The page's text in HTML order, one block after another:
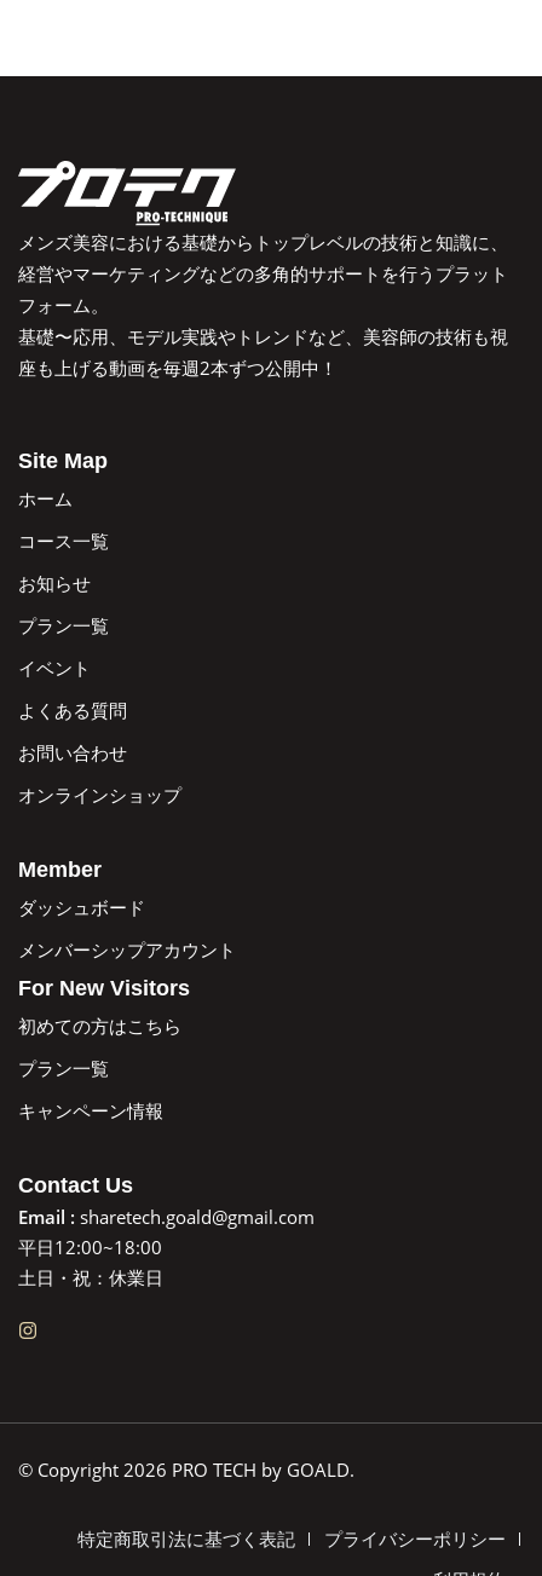
メンズ美容における基礎からトップレベルの技術と知識に、
経営やマーケティングなどの多角的サポートを行うプラット
フォーム。
基礎〜応用、モデル実践やトレンドなど、美容師の技術も視
座も上げる動画を毎週2本ずつ公開中！
Site Map
ホーム
コース一覧
お知らせ
プラン一覧
イベント
よくある質問
お問い合わせ
オンラインショップ
Member
ダッシュボード
メンバーシップアカウント
For New Visitors
初めての方はこちら
プラン一覧
キャンペーン情報
Contact Us
Email : sharetech.goald@gmail.com
平日12:00~18:00
土日・祝：休業日
© Copyright 2026 PRO TECH by GOALD.
特定商取引法に基づく表記
プライバシーポリシー